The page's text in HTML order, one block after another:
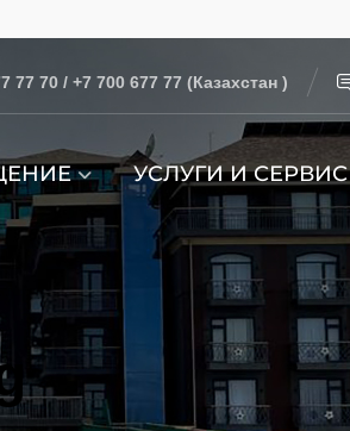
77 70 / +7 700 677 77 (Казахстан )
УСЛУГИ И СЕРВИС